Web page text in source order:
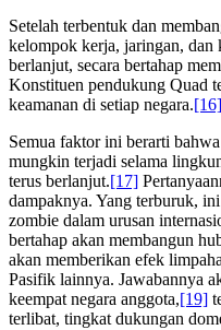
Setelah terbentuk dan
kelompok kerja, jaringan, dan
berlanjut, secara bertahap
Konstituen pendukung Quad
keamanan di setiap negara.[16]
Semua faktor ini berarti
mungkin terjadi selama
terus berlanjut.[17]
dampaknya. Yang terburuk,
zombie dalam urusan
bertahap akan membangun
akan memberikan efek
Pasifik lainnya. Jawabannya
keempat negara anggota,[19]
terlibat, tingkat dukungan